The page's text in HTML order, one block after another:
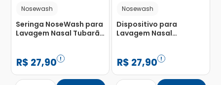
Nosewash
Seringa NoseWash para
Lavagem Nasal Tubarão
R$ 27,90
Nosewash
Dispositivo para
Lavagem Nasal
R$ 27,90